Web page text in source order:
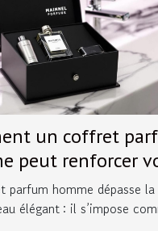
un coffret
peut renforcer
?
parfum homme dépasse
élégant : il s’impose